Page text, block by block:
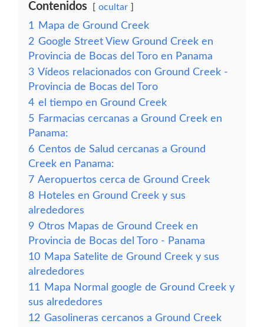
Contenidos ocultar
1
Mapa de Ground Creek
2 Google Street View Ground Creek en
Provincia de Bocas del Toro en Panama
3 Vídeos relacionados con Ground Creek -
Provincia de Bocas del Toro
4 el tiempo en Ground Creek
5 Farmacias cercanas a Ground Creek en
Panama:
6 Centos de Salud cercanas a Ground
Creek en Panama:
7 Aeropuertos cerca de Ground Creek
8 Hoteles en Ground Creek y sus
alrededores
9 Otros Mapas de Ground Creek en
Provincia de Bocas del Toro - Panama
10 Mapa Satelite de Ground Creek y sus
alrededores
11
Mapa Normal google de Ground Creek y
sus alrededores
12 Gasolineras cercanos a Ground Creek